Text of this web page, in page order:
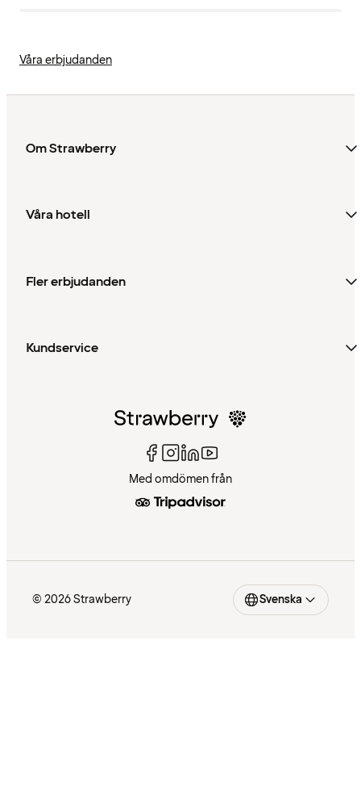
Våra erbjudanden
Om Strawberry
Våra hotell
Fler erbjudanden
Kundservice
Med omdömen från
© 2026 Strawberry Svenska